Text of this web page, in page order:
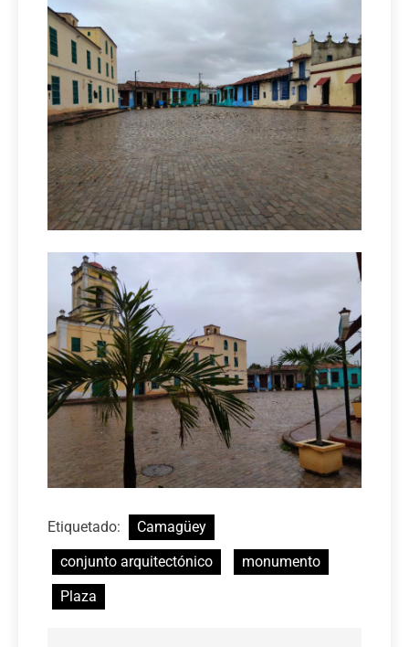
Etiquetado:
Camagüey
conjunto arquitectónico
monumento
Plaza